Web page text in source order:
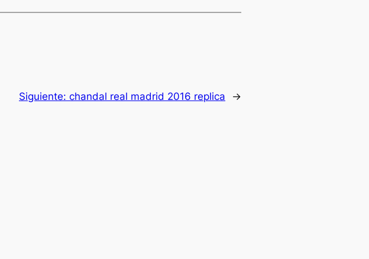
Siguiente: chandal real madrid 2016 replica →